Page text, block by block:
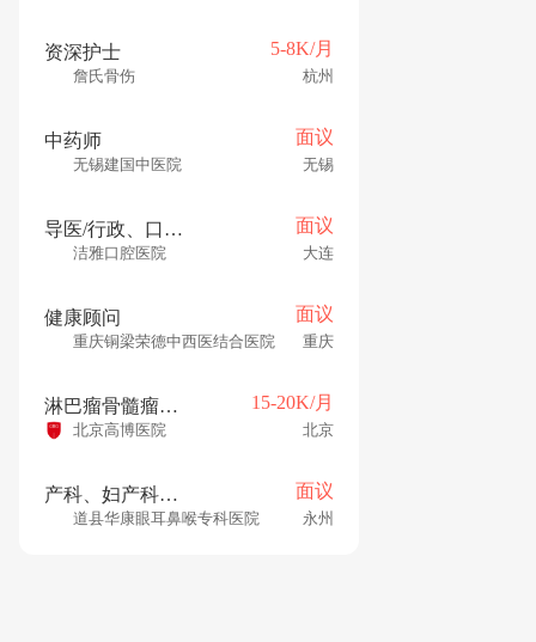
资深护士 5-8K/月
詹氏骨伤 杭州
中药师 面议
无锡建国中医院 无锡
导医/行政、口腔护士 面议
洁雅口腔医院 大连
健康顾问 面议
重庆铜梁荣德中西医结合医院 重庆
淋巴瘤骨髓瘤科住院医师 15-20K/月
北京高博医院 北京
产科、妇产科，产科医生 面议
道县华康眼耳鼻喉专科医院 永州